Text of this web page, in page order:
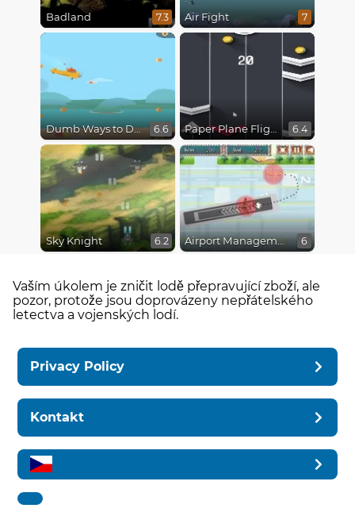
Badland 7.3 Air Fight 7
Dumb Ways to Die 3: World Tour 6.6 Paper Plane Flight 6.4
Sky Knight 6.2 Airport Management 2 6
Vaším úkolem je zničit lodě přepravující zboží, ale
pozor, protože jsou doprovázeny nepřátelského
letectva a vojenských lodí.
Privacy Policy
Kontakt